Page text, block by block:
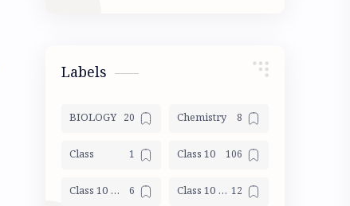
Labels
BIOLOGY Chemistry
Class Class 10
Class 10 Geography Class 10 Life Science Mocktest